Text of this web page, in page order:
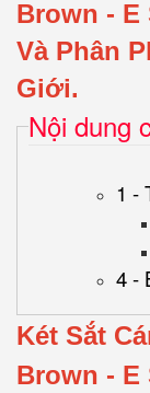
Brown - E
Và Phân
Giới.
Nội dung
1 -
4 -
Két Sắt
Brown - E